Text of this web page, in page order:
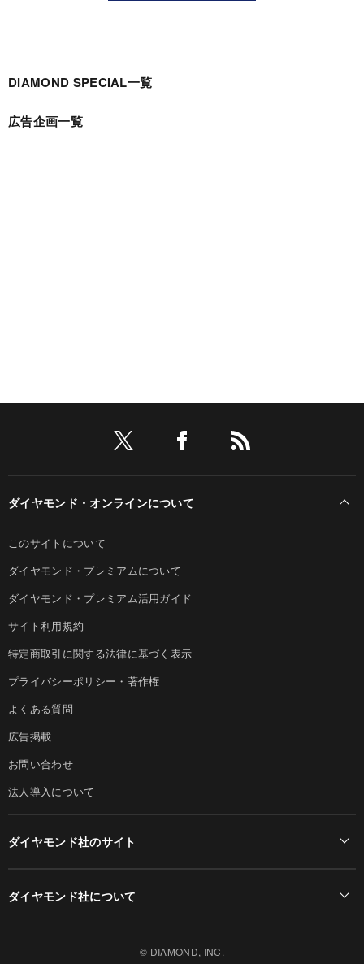
DIAMOND SPECIAL一覧
広告企画一覧
ダイヤモンド・オンラインについて
このサイトについて
ダイヤモンド・プレミアムについて
ダイヤモンド・プレミアム活用ガイド
サイト利用規約
特定商取引に関する法律に基づく表示
プライバシーポリシー・著作権
よくある質問
広告掲載
お問い合わせ
法人導入について
ダイヤモンド社のサイト
ダイヤモンド社について
© DIAMOND, INC.